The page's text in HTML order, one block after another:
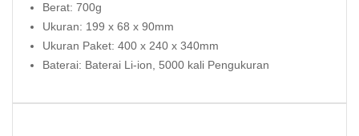
Berat: 700g
Ukuran: 199 x 68 x 90mm
Ukuran Paket: 400 x 240 x 340mm
Baterai: Baterai Li-ion, 5000 kali Pengukuran